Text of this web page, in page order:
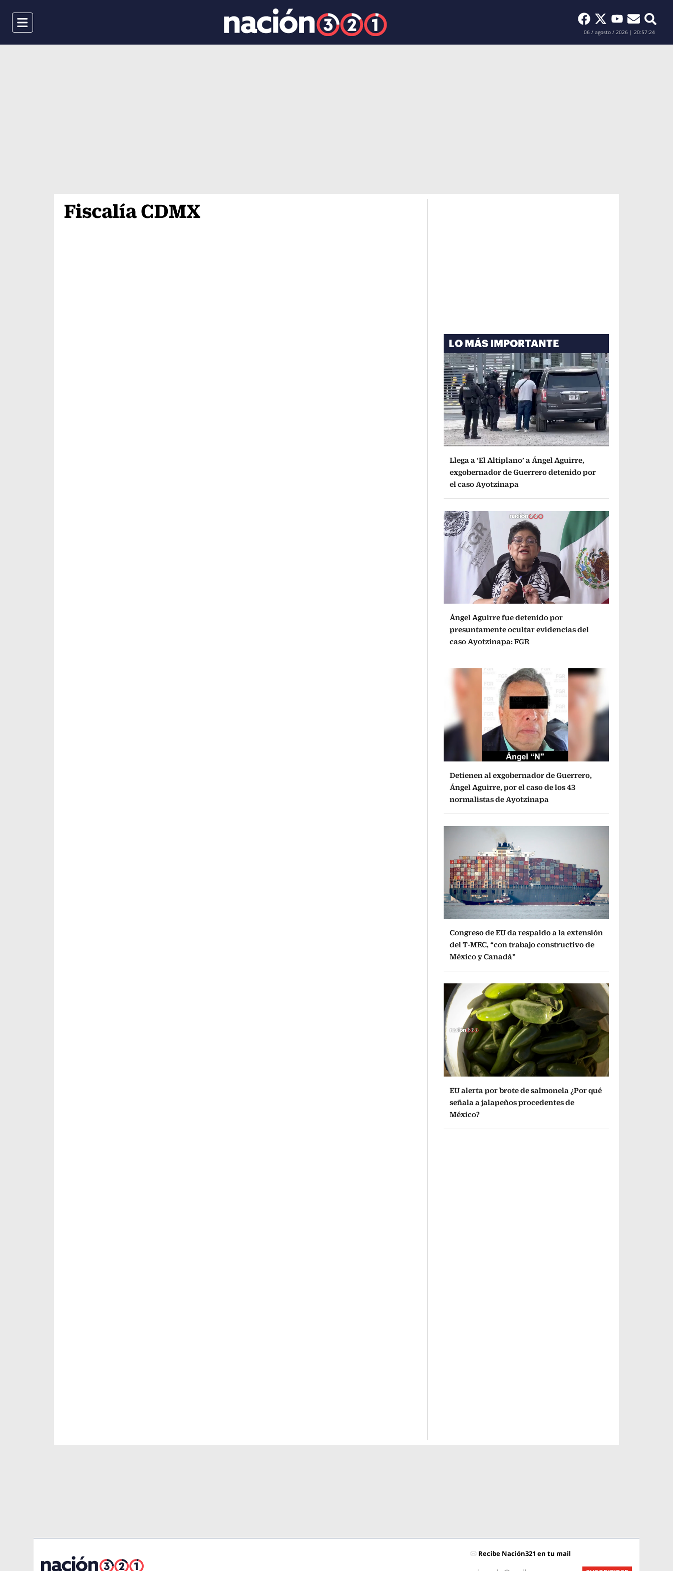
Menu Buscar
06 / agosto / 2026 | 20:57:25
Fiscalía CDMX
LO MÁS IMPORTANTE
Llega a ‘El Altiplano’ a Ángel Aguirre,
exgobernador de Guerrero detenido por
el caso Ayotzinapa
Ángel Aguirre fue detenido por
presuntamente ocultar evidencias del
caso Ayotzinapa: FGR
Detienen al exgobernador de Guerrero,
Ángel Aguirre, por el caso de los 43
normalistas de Ayotzinapa
Congreso de EU da respaldo a la extensión
del T-MEC, “con trabajo constructivo de
México y Canadá”
EU alerta por brote de salmonela ¿Por qué
señala a jalapeños procedentes de
México?
Recibe Nación321 en tu mail